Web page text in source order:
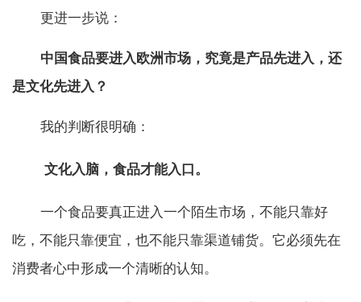
更进一步说：
中国食品要进入欧洲市场，究竟是产品先进入，还
是文化先进入？
我的判断很明确：
文化入脑，食品才能入口。
一个食品要真正进入一个陌生市场，不能只靠好
吃，不能只靠便宜，也不能只靠渠道铺货。它必须先在
消费者心中形成一个清晰的认知。